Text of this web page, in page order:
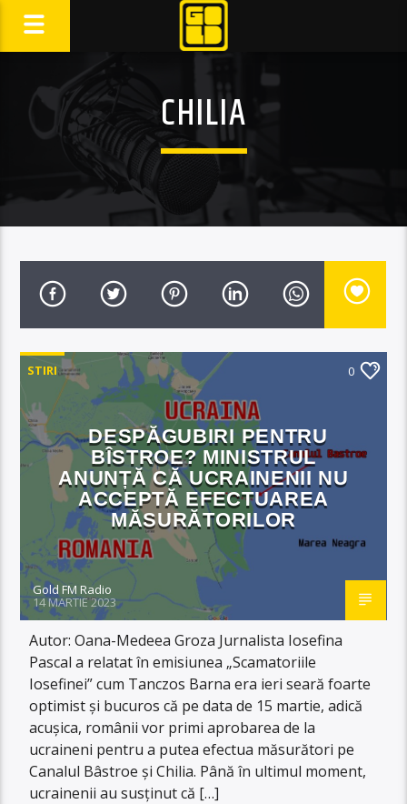
CHILIA
STIRI 0
DESPĂGUBIRI PENTRU
BÎSTROE? MINISTRUL
ANUNȚĂ CĂ UCRAINENII NU
ACCEPTĂ EFECTUAREA
MĂSURĂTORILOR
Gold FM Radio
14 MARTIE 2023
Autor: Oana-Medeea Groza Jurnalista Iosefina
Pascal a relatat în emisiunea „Scamatoriile
Iosefinei” cum Tanczos Barna era ieri seară foarte
optimist și bucuros că pe data de 15 martie, adică
acușica, românii vor primi aprobarea de la
ucraineni pentru a putea efectua măsurători pe
Canalul Bâstroe și Chilia. Până în ultimul moment,
ucrainenii au susținut că […]